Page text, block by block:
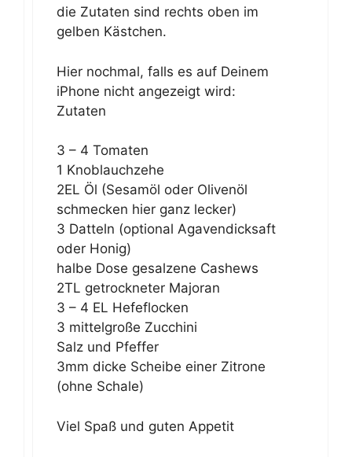
die Zutaten sind rechts oben im
gelben Kästchen.
Hier nochmal, falls es auf Deinem
iPhone nicht angezeigt wird:
Zutaten
3 – 4 Tomaten
1 Knoblauchzehe
2EL Öl (Sesamöl oder Olivenöl
schmecken hier ganz lecker)
3 Datteln (optional Agavendicksaft
oder Honig)
halbe Dose gesalzene Cashews
2TL getrockneter Majoran
3 – 4 EL Hefeflocken
3 mittelgroße Zucchini
Salz und Pfeffer
3mm dicke Scheibe einer Zitrone
(ohne Schale)
Viel Spaß und guten Appetit